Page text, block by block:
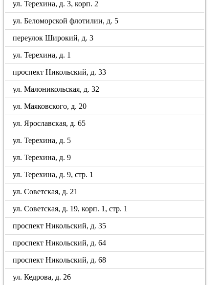
ул. Терехина, д. 3, корп. 2
ул. Беломорской флотилии, д. 5
переулок Широкий, д. 3
ул. Терехина, д. 1
проспект Никольский, д. 33
ул. Малоникольская, д. 32
ул. Маяковского, д. 20
ул. Ярославская, д. 65
ул. Терехина, д. 5
ул. Терехина, д. 9
ул. Терехина, д. 9, стр. 1
ул. Советская, д. 21
ул. Советская, д. 19, корп. 1, стр. 1
проспект Никольский, д. 35
проспект Никольский, д. 64
проспект Никольский, д. 68
ул. Кедрова, д. 26